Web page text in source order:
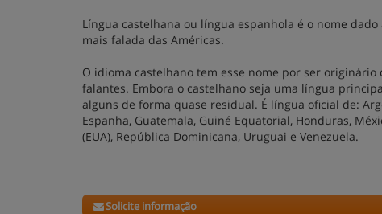
Língua castelhana ou língua espanhola é o nome
mais falada das Américas.
O idioma castelhano tem esse nome por ser
falantes. Embora o castelhano seja uma língua
alguns de forma quase residual. É língua oficial de:
Espanha, Guatemala, Guiné Equatorial, Honduras,
(EUA), República Dominicana, Uruguai e Venezuela.
Solicite informação